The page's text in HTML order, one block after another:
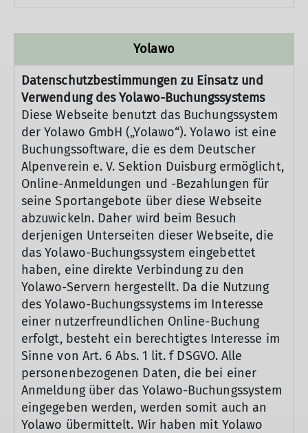
Yolawo
Datenschutzbestimmungen zu Einsatz und
Verwendung des Yolawo-Buchungssystems
Diese Webseite benutzt das Buchungssystem
der Yolawo GmbH („Yolawo“). Yolawo ist eine
Buchungssoftware, die es dem Deutscher
Alpenverein e. V. Sektion Duisburg ermöglicht,
Online-Anmeldungen und -Bezahlungen für
seine Sportangebote über diese Webseite
abzuwickeln. Daher wird beim Besuch
derjenigen Unterseiten dieser Webseite, die
das Yolawo-Buchungssystem eingebettet
haben, eine direkte Verbindung zu den
Yolawo-Servern hergestellt. Da die Nutzung
des Yolawo-Buchungssystems im Interesse
einer nutzerfreundlichen Online-Buchung
erfolgt, besteht ein berechtigtes Interesse im
Sinne von Art. 6 Abs. 1 lit. f DSGVO. Alle
personenbezogenen Daten, die bei einer
Anmeldung über das Yolawo-Buchungssystem
eingegeben werden, werden somit auch an
Yolawo übermittelt. Wir haben mit Yolawo